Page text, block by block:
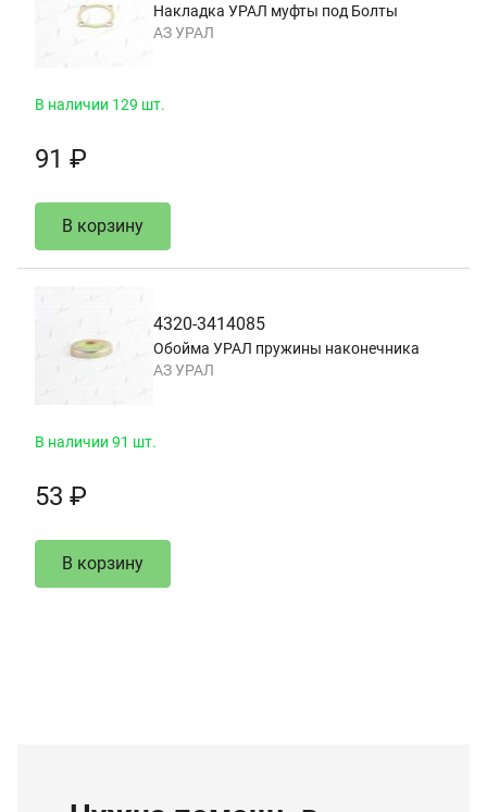
Накладка УРАЛ муфты под Болты
АЗ УРАЛ
В наличии 129 шт.
91 ₽
В корзину
4320-3414085
Обойма УРАЛ пружины наконечника
АЗ УРАЛ
В наличии 91 шт.
53 ₽
В корзину